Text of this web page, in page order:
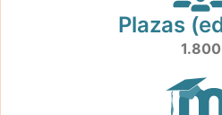
Plazas
1.800